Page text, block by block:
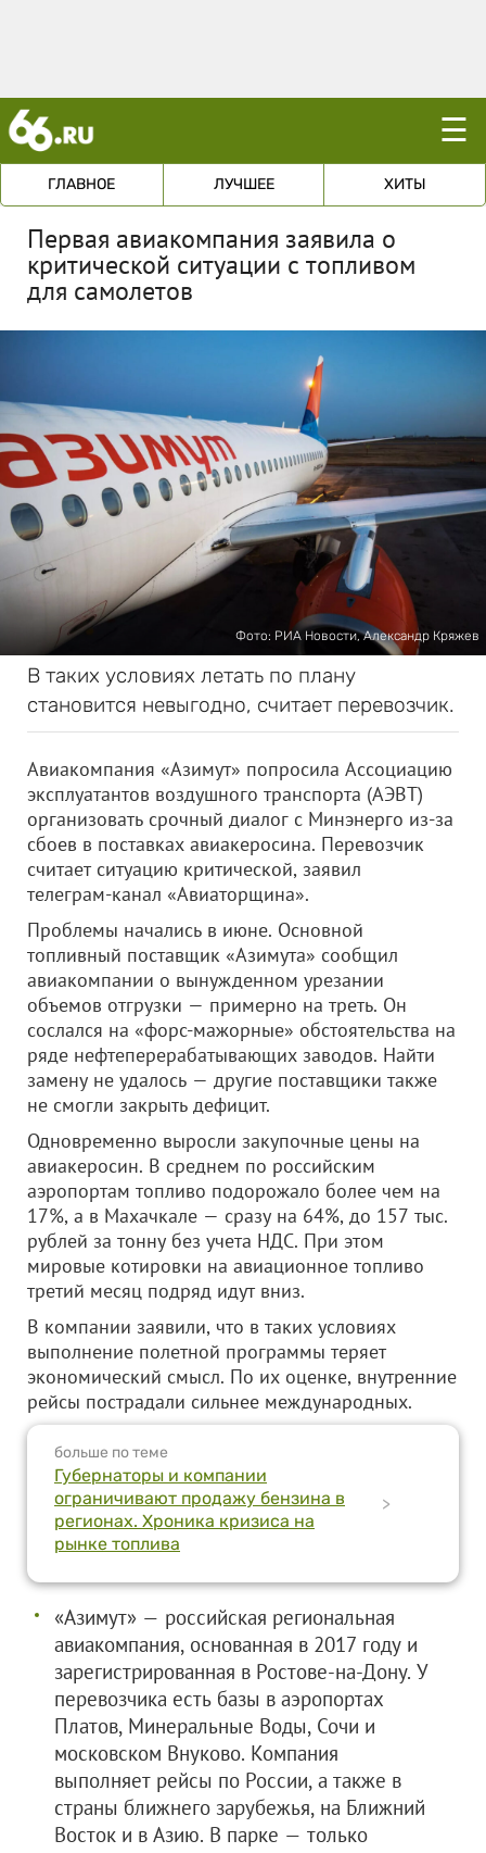
☰
ГЛАВНОЕ ЛУЧШЕЕ ХИТЫ
Первая авиакомпания заявила о
критической ситуации с топливом
для самолетов
Фото: РИА Новости, Александр Кряжев
В таких условиях летать по плану
становится невыгодно, считает перевозчик.
Авиакомпания «Азимут» попросила Ассоциацию
эксплуатантов воздушного транспорта (АЭВТ)
организовать срочный диалог с Минэнерго из‑за
сбоев в поставках авиакеросина. Перевозчик
считает ситуацию критической, заявил
телеграм‑канал «Авиаторщина».
Проблемы начались в июне. Основной
топливный поставщик «Азимута» сообщил
авиакомпании о вынужденном урезании
объемов отгрузки — примерно на треть. Он
сослался на «форс-мажорные» обстоятельства на
ряде нефтеперерабатывающих заводов. Найти
замену не удалось — другие поставщики также
не смогли закрыть дефицит.
Одновременно выросли закупочные цены на
авиакеросин. В среднем по российским
аэропортам топливо подорожало более чем на
17%, а в Махачкале — сразу на 64%, до 157 тыс.
рублей за тонну без учета НДС. При этом
мировые котировки на авиационное топливо
третий месяц подряд идут вниз.
В компании заявили, что в таких условиях
выполнение полетной программы теряет
экономический смысл. По их оценке, внутренние
рейсы пострадали сильнее международных.
больше по теме
Губернаторы и компании
ограничивают продажу бензина в
регионах. Хроника кризиса на
рынке топлива
>
«Азимут» — российская региональная
авиакомпания, основанная в 2017 году и
зарегистрированная в Ростове-на-Дону. У
перевозчика есть базы в аэропортах
Платов, Минеральные Воды, Сочи и
московском Внуково. Компания
выполняет рейсы по России, а также в
страны ближнего зарубежья, на Ближний
Восток и в Азию. В парке — только